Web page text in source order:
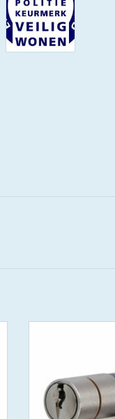
- standaard
- 6 pins cilinder
- voorzien van